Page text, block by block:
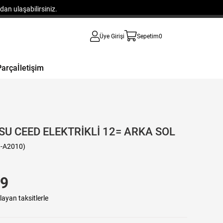
ulaşabilirsiniz.
Üye Girişi Sepetim0
İletişim
CEED ELEKTRİKLİ 12= ARKA SOL
A2010)
taksitlerle